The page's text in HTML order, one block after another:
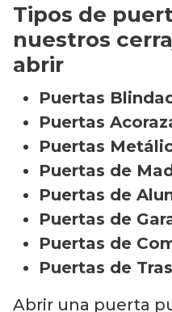
Tipos de
nuestros
abrir
Puertas
Puertas
Puertas
Puertas de
Puertas de
Puertas de
Puertas de
Puertas de
Abrir una puerta